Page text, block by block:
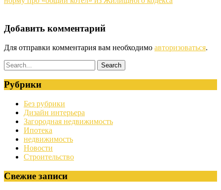
Добавить комментарий
Для отправки комментария вам необходимо авторизоваться.
Рубрики
Без рубрики
Дизайн интерьера
Загородная недвижимость
Ипотека
недвижимость
Новости
Строительство
Свежие записи